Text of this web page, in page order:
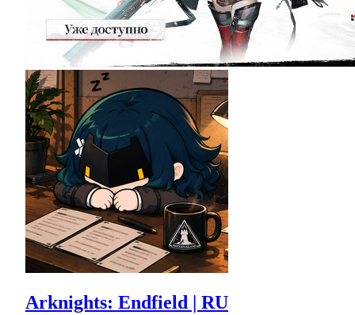
Arknights: Endfield | RU